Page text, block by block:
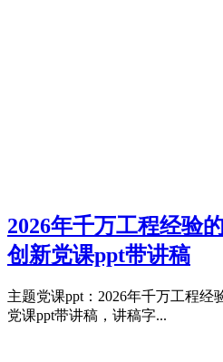
2026年千万工程经验
创新党课ppt带讲稿
主题党课ppt：2026年千万工程
党课ppt带讲稿，讲稿字...